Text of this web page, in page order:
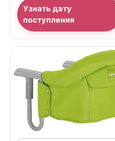
Узнать дату
поступления